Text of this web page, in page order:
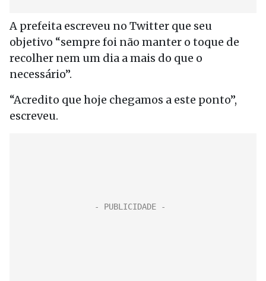
A prefeita escreveu no Twitter que seu
objetivo “sempre foi não manter o toque de
recolher nem um dia a mais do que o
necessário”.
“Acredito que hoje chegamos a este ponto”,
escreveu.